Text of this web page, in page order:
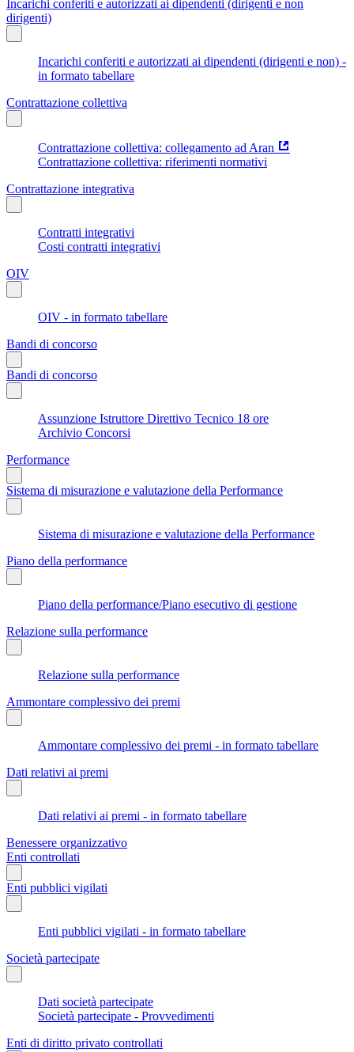
Incarichi conferiti e autorizzati ai dipendenti (dirigenti e non
dirigenti)
Incarichi conferiti e autorizzati ai dipendenti (dirigenti e non) -
in formato tabellare
Contrattazione collettiva
Contrattazione collettiva: collegamento ad Aran
Contrattazione collettiva: riferimenti normativi
Contrattazione integrativa
Contratti integrativi
Costi contratti integrativi
OIV
OIV - in formato tabellare
Bandi di concorso
Bandi di concorso
Assunzione Istruttore Direttivo Tecnico 18 ore
Archivio Concorsi
Performance
Sistema di misurazione e valutazione della Performance
Sistema di misurazione e valutazione della Performance
Piano della performance
Piano della performance/Piano esecutivo di gestione
Relazione sulla performance
Relazione sulla performance
Ammontare complessivo dei premi
Ammontare complessivo dei premi - in formato tabellare
Dati relativi ai premi
Dati relativi ai premi - in formato tabellare
Benessere organizzativo
Enti controllati
Enti pubblici vigilati
Enti pubblici vigilati - in formato tabellare
Società partecipate
Dati società partecipate
Società partecipate - Provvedimenti
Enti di diritto privato controllati